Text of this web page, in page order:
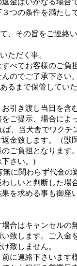
金はいかなる場合
つの条件を満たし
、その旨をご連絡い
ただく事。
べてお客様のご負
のでご了承下さい。
るまで保管していた
引き渡し当日を含
ご提示、場合によ
、当犬舎でワクチ
金致します。（獣
ご負担となります
さい。)
に関わらず代金の
しいと判断した場
を求める事も御座
合はキャンセルの
致します。ご入金
致しません。
に連絡下さいます